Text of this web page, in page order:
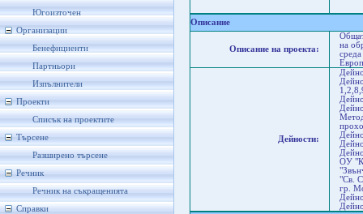
Югоизточен
Организации
Бенефициенти
Партньори
Изпълнители
Проекти
Списък на проектите
Търсене
Разширено търсене
Речник
Речник на съкращенията
Справки
Описание
Описание на проекта:
на
Дейности:
OУ
"Св.
гр.